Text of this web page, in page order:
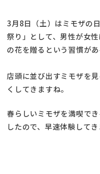
3月8日（土）はミモザの
祭り」として、男性が女
の花を贈るという習慣があ
店頭に並び出すミモザを
くしてきますね。
春らしいミモザを満喫で
したので、早速体験してき